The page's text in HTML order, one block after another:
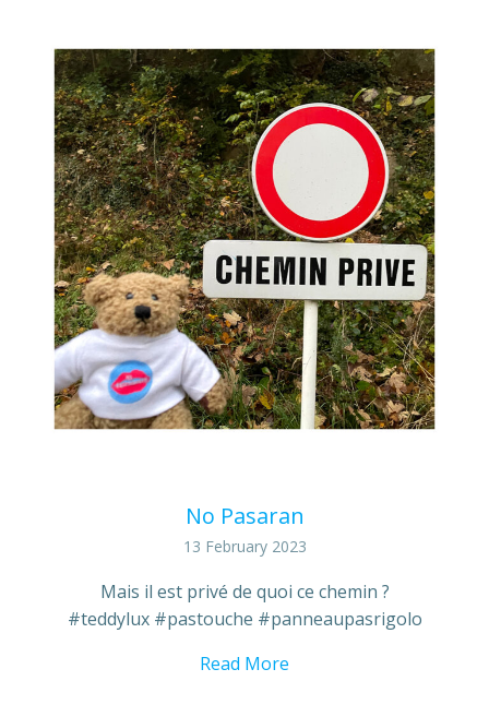
No Pasaran
13 February 2023
Mais il est privé de quoi ce chemin ?
#teddylux #pastouche #panneaupasrigolo
Read More